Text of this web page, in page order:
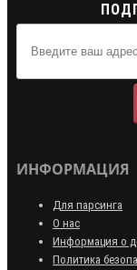
ИНФОРМАЦИЯ
Для парсинга
О нас
Информация о
Политика